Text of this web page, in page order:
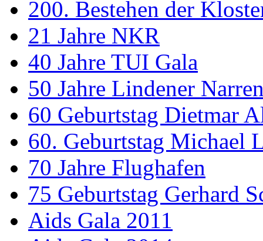
200. Bestehen der
21 Jahre NKR
40 Jahre TUI Gala
50 Jahre Lindener
60 Geburtstag Dietmar
60. Geburtstag Michael
70 Jahre Flughafen
75 Geburtstag Gerhard
Aids Gala 2011